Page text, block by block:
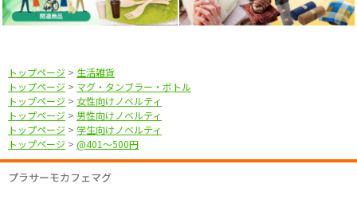
トップページ > 生活雑貨
トップページ > マグ・タンブラー・ボトル
トップページ > 女性向けノベルティ
トップページ > 男性向けノベルティ
トップページ > 学生向けノベルティ
トップページ > @401〜500円
プラサーモカフェマグ